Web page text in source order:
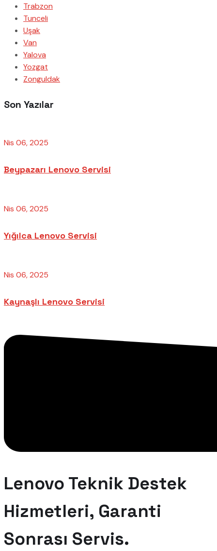
Trabzon
Tunceli
Uşak
Van
Yalova
Yozgat
Zonguldak
Son Yazılar
Nis 06, 2025
Beypazarı Lenovo Servisi
Nis 06, 2025
Yığılca Lenovo Servisi
Nis 06, 2025
Kaynaşlı Lenovo Servisi
Lenovo Teknik Destek
Hizmetleri, Garanti
Sonrası Servis.